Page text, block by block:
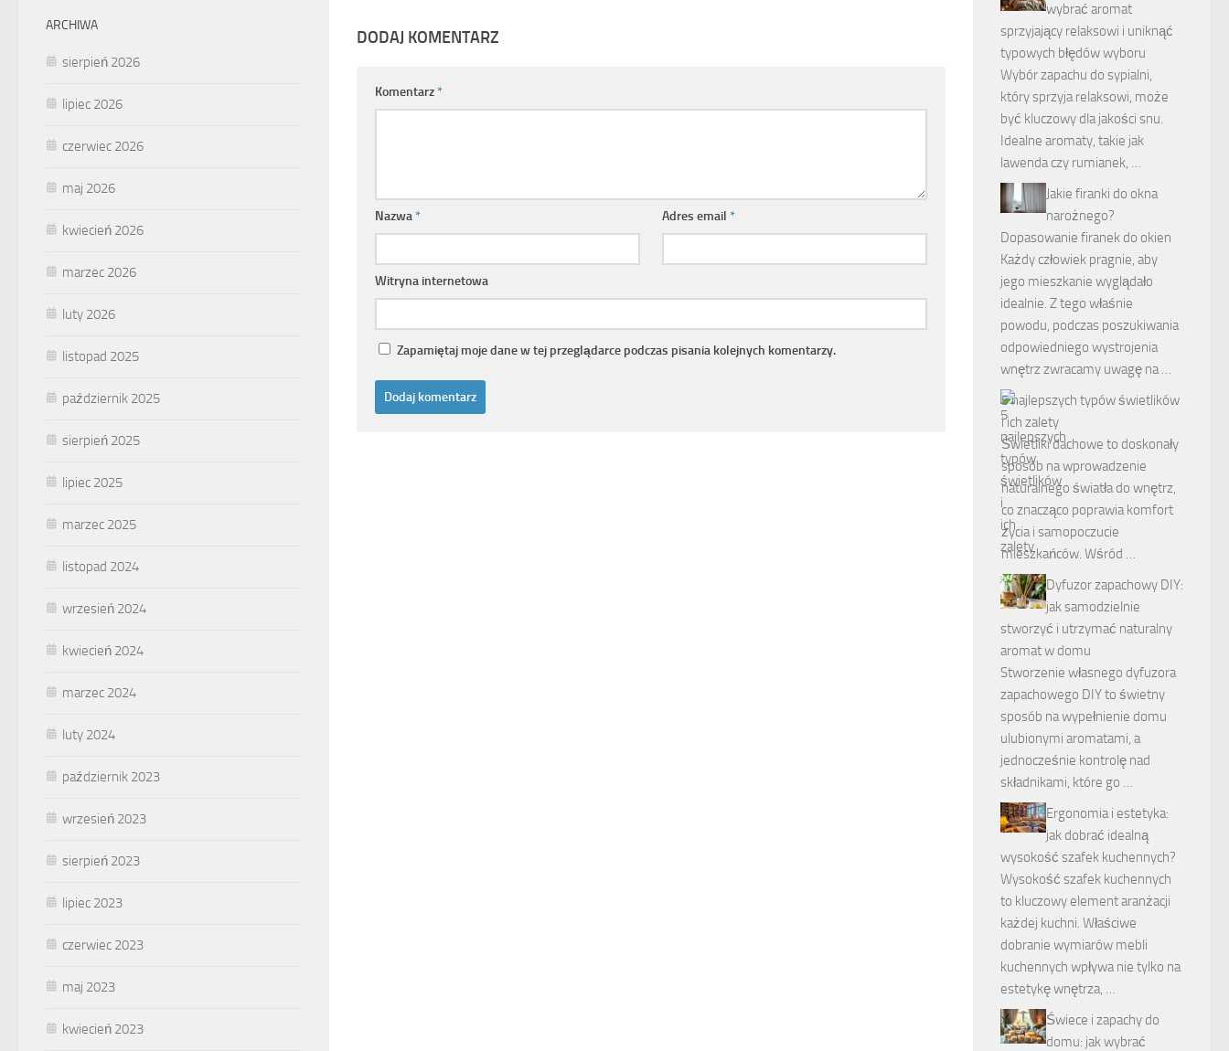
DODAJ KOMENTARZ
Komentarz*
Nazwa* Adres email*
Witryna internetowa
Zapamiętaj moje dane w tej przeglądarce podczas pisania kolejnych komentarzy.
ARCHIWA
sierpień 2026
lipiec 2026
czerwiec 2026
maj 2026
kwiecień 2026
marzec 2026
luty 2026
listopad 2025
październik 2025
sierpień 2025
lipiec 2025
marzec 2025
listopad 2024
wrzesień 2024
kwiecień 2024
marzec 2024
luty 2024
październik 2023
wrzesień 2023
sierpień 2023
lipiec 2023
czerwiec 2023
maj 2023
kwiecień 2023
wybrać aromat
sprzyjający relaksowi i uniknąć
typowych błędów wyboru
Wybór zapachu do sypialni,
który sprzyja relaksowi, może
być kluczowy dla jakości snu.
Idealne aromaty, takie jak
lawenda czy rumianek, …
Jakie firanki do okna
narożnego?
Dopasowanie firanek do okien
Każdy człowiek pragnie, aby
jego mieszkanie wyglądało
idealnie. Z tego właśnie
powodu, podczas poszukiwania
odpowiedniego wystrojenia
wnętrz zwracamy uwagę na …
5 najlepszych typów świetlików
i ich zalety
Świetliki dachowe to doskonały
sposób na wprowadzenie
naturalnego światła do wnętrz,
co znacząco poprawia komfort
życia i samopoczucie
mieszkańców. Wśród …
Dyfuzor zapachowy DIY:
jak samodzielnie
stworzyć i utrzymać naturalny
aromat w domu
Stworzenie własnego dyfuzora
zapachowego DIY to świetny
sposób na wypełnienie domu
ulubionymi aromatami, a
jednocześnie kontrolę nad
składnikami, które go …
Ergonomia i estetyka:
jak dobrać idealną
wysokość szafek kuchennych?
Wysokość szafek kuchennych
to kluczowy element aranżacji
każdej kuchni. Właściwe
dobranie wymiarów mebli
kuchennych wpływa nie tylko na
estetykę wnętrza, …
Świece i zapachy do
domu: jak wybrać